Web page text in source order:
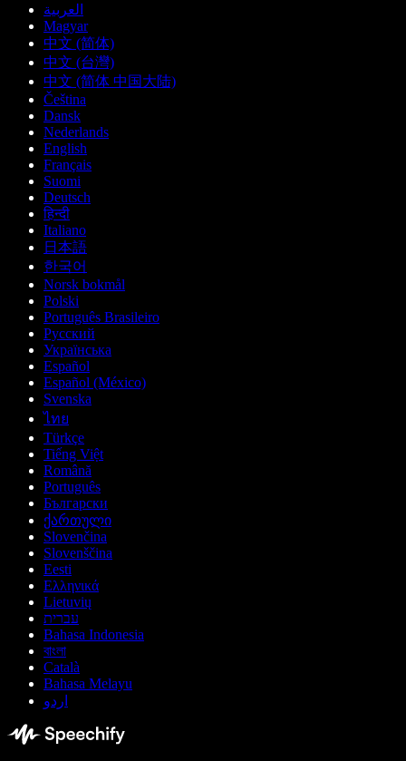
العربية
Magyar
中文 (简体)
中文 (台灣)
中文 (简体 中国大陆)
Čeština
Dansk
Nederlands
English
Français
Suomi
Deutsch
हिन्दी
Italiano
日本語
한국어
Norsk bokmål
Polski
Português Brasileiro
Русский
Українська
Español
Español (México)
Svenska
ไทย
Türkçe
Tiếng Việt
Română
Português
Български
ქართული
Slovenčina
Slovenščina
Eesti
Ελληνικά
Lietuvių
עברית
Bahasa Indonesia
বাংলা
Català
Bahasa Melayu
اردو